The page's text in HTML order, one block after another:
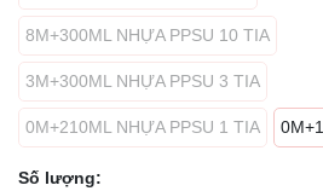
8M+300ML NHỰA PPSU 10 TIA
3M+300ML NHỰA PPSU 3 TIA
0M+210ML NHỰA PPSU 1 TIA
Số lượng: